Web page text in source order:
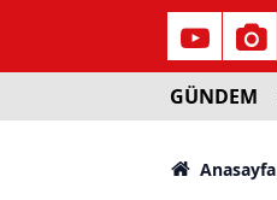
GÜNDEM
Anasayfa